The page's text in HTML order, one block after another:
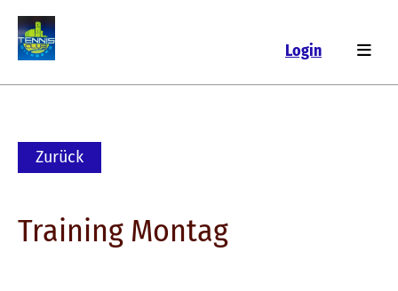
Login
Zurück
Training Montag